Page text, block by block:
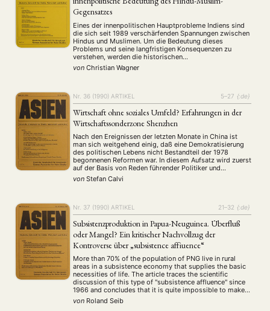
ARBEITSKREISE VERANSTALTUNGEN
ANTRAG AUF EINEN SMALL GRANT DER DGA MITGLIEDERBEREICH DIE DGA
MITGLIEDSCHAFT
Aktuelles von unseren Mitgliedern (4) Art (5) ASIEN (Zeitschrift) (25)
Auszeichnung (12) Bericht (128) Bildung (22) Calls for… (1287)
Cinema (4) DGA (92) Diskussion (74) Fellowship (111) Forschung
Geschichte (93)
Medien (24) Migration (39) (235)
Philosophie (12) Politik (417) Politikwissenschaften (13) Praktikum (8)
Präsentation (13) Programm (5) Publikation (23) Recht (20)
Religion (75) Sozialwissenschaften (4) Sprache (36) Sprachkurse
Stellenausschreibung (661) Stipendium (53) Studium
Summer School (10) Symposium (32) Tagung (500) Tourismus (14)
Umwelt (45) Veranstaltung (788) Webinar (28) Wirtschaft (199)
Workshop (126)
Gegensatzes
Eines der innenpolitischen Hauptprobleme Indiens sind
die sich seit 1989 verschärfenden Spannungen zwischen
Hindus und Muslimen. Um die Bedeutung dieses
Problems und seine langfristigen Konsequenzen zu
verstehen, werden die historischen
Entstehungsbedingungen kommunalistischer Unruhe zur
Zeit der britischen Herrschaft anhand von Beispielen aus
…
von Christian Wagner
Nr. 36 (1990) ARTIKEL 5–27 {:de}
Wirtschaft ohne soziales Umfeld? Erfahrungen in der
Wirtschaftssonderzone Shenzhen
Nach den Ereignissen der letzten Monate in China ist
man sich weitgehend einig, daß eine Demokratisierung
des politischen Lebens nicht Bestandteil der 1978
begonnenen Reformen war. In diesem Aufsatz wird zuerst
auf der Basis von Reden führender Politiker und
offiziellen Publikationen argumentiert, daß jedwede
Umgestaltung des sozialen und politischen Rahmens der
von Stefan Calvi
Nr. 37 (1990) ARTIKEL 21–32 {:de}
Subsistenzproduktion in Papua-Neuguinea. Überfluß
oder Mangel? Ein kritischer Nachvollzug der
Kontroverse über „subsistence affiuence“
More than 70% of the population of PNG live in rural
areas in a subsistence economy that supplies the basic
necessities of life. The article traces the scientific
discussion of this type of "subsistence affluence" since
1966 and concludes that it is quite impossible to make
any generalization considering the complexity of the
different social …
von Roland Seib